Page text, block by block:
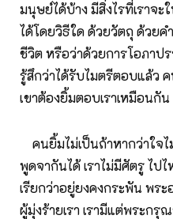
มนุษย์ได้บ้าง มีสิ่งไรที่เราจะ
ได้โดยวิธีใด ด้วยวัตถุ ด้วยค
ชีวิต หรือว่าด้วยการโอภาป
รู้สึกว่าได้รับไมตรีตอบแล้ว ค
เขาต้องยิ้มตอบเราเหมือนกั
คนยิ้มไม่เป็นถ้าหากว่าใจ
พูดจากันได้ เราไม่มีศัตรู ไป
เรียกว่าอยู่ยงคงกระพัน พร
ผู้มุ่งร้ายเรา เรามีแต่พระกรุ